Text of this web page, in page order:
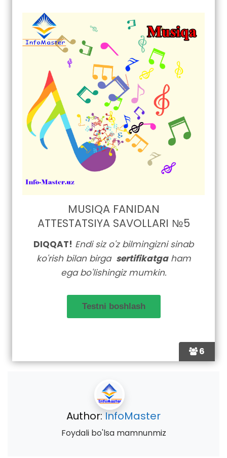
6
MUSIQA FANIDAN
ATTESTATSIYA SAVOLLARI №5
DIQQAT! Endi siz o'z bilmingizni sinab
ko'rish bilan birga sertifikatgaham
ega bo'lishingiz mumkin.
Author:InfoMaster
Foydali bo'lsa mamnunmiz